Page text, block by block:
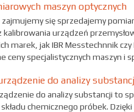
maszyn optycznych
się sprzedajemy
urządzeń
marek, jak IBR Messtechnnik
ceny specjalistycznych maszyn i
do analizy
do analizy substancji to
chemicznego próbek.